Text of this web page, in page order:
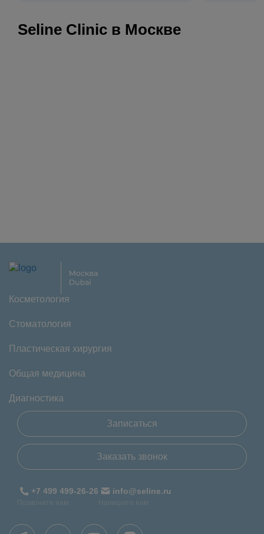
Seline Clinic в Москве
Косметология
Стоматология
Пластическая хирургия
Общая медицина
Диагностика
Записаться
Заказать звонок
+7 499 499-26-26
Позвоните нам
info@seline.ru
Напишите нам